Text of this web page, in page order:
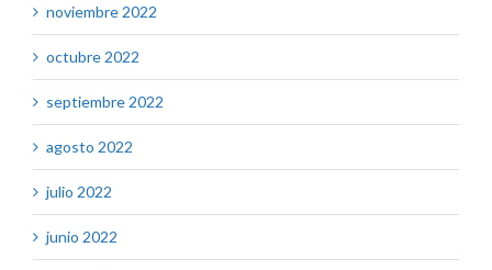
noviembre 2022
octubre 2022
septiembre 2022
agosto 2022
julio 2022
junio 2022